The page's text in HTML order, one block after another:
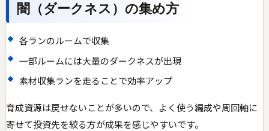
闇（ダークネス）の集め方
各ランのルームで収集
一部ルームには大量のダークネスが出現
素材収集ランを走ることで効率アップ
育成資源は戻せないことが多いので、よく使う編成や周回軸に
寄せて投資先を絞る方が成果を感じやすいです。